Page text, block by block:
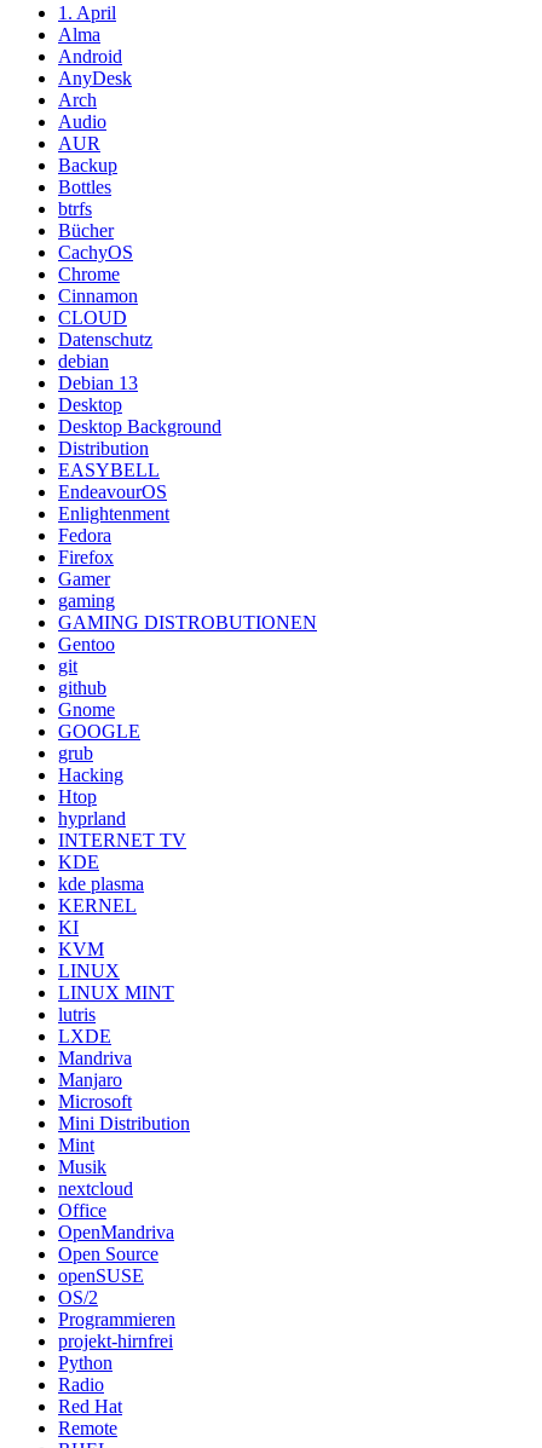
1. April
Alma
Android
AnyDesk
Arch
Audio
AUR
Backup
Bottles
btrfs
Bücher
CachyOS
Chrome
Cinnamon
CLOUD
Datenschutz
debian
Debian 13
Desktop
Desktop Background
Distribution
EASYBELL
EndeavourOS
Enlightenment
Fedora
Firefox
Gamer
gaming
GAMING DISTROBUTIONEN
Gentoo
git
github
Gnome
GOOGLE
grub
Hacking
Htop
hyprland
INTERNET TV
KDE
kde plasma
KERNEL
KI
KVM
LINUX
LINUX MINT
lutris
LXDE
Mandriva
Manjaro
Microsoft
Mini Distribution
Mint
Musik
nextcloud
Office
OpenMandriva
Open Source
openSUSE
OS/2
Programmieren
projekt-hirnfrei
Python
Radio
Red Hat
Remote